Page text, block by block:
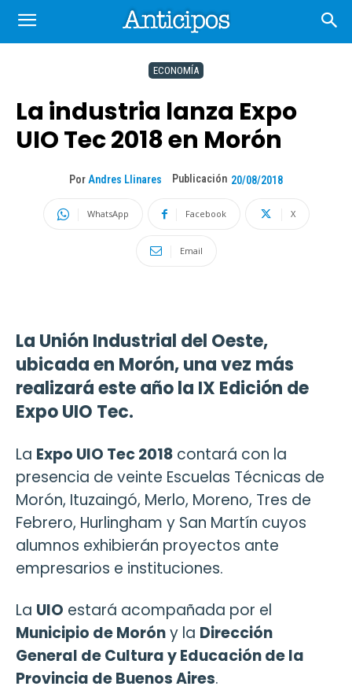
ECONOMÍA
La industria lanza Expo
UIO Tec 2018 en Morón
Por Andres Llinares Publicación 20/08/2018
WhatsApp Facebook X
Email
La Unión Industrial del Oeste,
ubicada en Morón, una vez más
realizará este año la IX Edición de
Expo UIO Tec.
La Expo UIO Tec 2018 contará con la
presencia de veinte Escuelas Técnicas de
Morón, Ituzaingó, Merlo, Moreno, Tres de
Febrero, Hurlingham y San Martín cuyos
alumnos exhibierán proyectos ante
empresarios e instituciones.
La UIO estará acompañada por el
Municipio de Moróny la Dirección
General de Cultura y Educación de la
Provincia de Buenos Aires.